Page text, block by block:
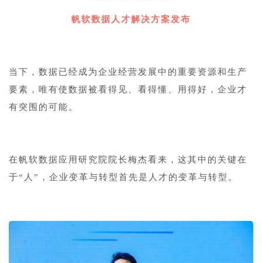
帆软数据人才解决方案发布
当下，数据已经成为企业经营发展中的重要资源和生产
要素，唯有使数据被看得见、看得懂、用得好，企业才
有突围的可能。
在帆软数据应用研究院院长梅杰看来，这其中的关键在
于“人”，企业变革与转型首先是人才的变革与转型。